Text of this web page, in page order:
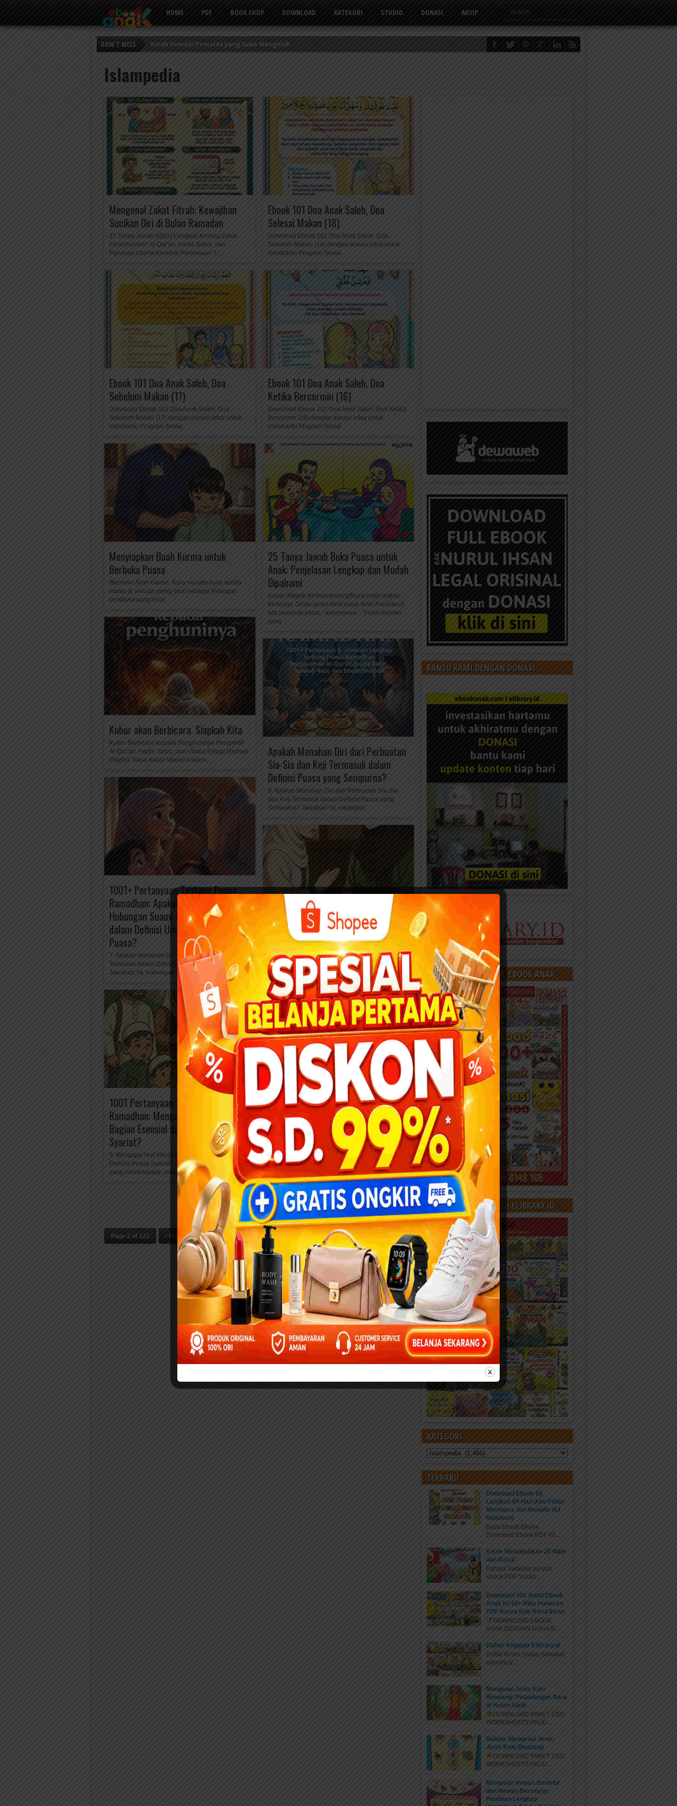
HOME PDF BOOK SHOP DOWNLOAD KATEGORI STUDIO DONASI ARSIP
DON'T MISS
Kisah Keledai Pemalas yang Suka Mengeluh
Putri Ayu dan Prajurit Tusuk Gigi
Islampedia
Mengenal Zakat Fitrah: Kewajiban
Sucikan Diri di Bulan Ramadan
25 Tanya Jawab (Q&A) Lengkap tentang Zakat
FitrahSumber: Al-Qur’an, Hadis Sahih, dan
Panduan Ulama Kredibel Pertanyaan 1:...
Ebook 101 Doa Anak Saleh, Doa
Selesai Makan (18)
Download Ebook 101 Doa Anak Saleh, Doa
Sebelum Makan (18) dengan donasi infaq untuk
membantu Program Sosial...
Ebook 101 Doa Anak Saleh, Doa
Sebelum Makan (17)
Download Ebook 101 Doa Anak Saleh, Doa
Sebelum Makan (17) dengan donasi infaq untuk
membantu Program Sosial...
Ebook 101 Doa Anak Saleh, Doa
Ketika Bercermin (16)
Download Ebook 101 Doa Anak Saleh, Doa Ketika
Bercermin (16) dengan donasi infaq untuk
membantu Program Sosial...
Menyiapkan Buah Kurma untuk
Berbuka Puasa
Bersama Ayah Hamid, Rara menata buah kurma
manis di sebuah piring kecil sebagai hidangan
pembuka yang lezat....
25 Tanya Jawab Buka Puasa untuk
Anak: Penjelasan Lengkap dan Mudah
Dipahami
Adzan Magrib berkumandang!Kursi meja makan
berbunyi. Gelas-gelas kecil mulai terisi.Perut kecil
kita bersorak pelan, “akhirnyaaa…”Inilah momen
yang...
Kubur akan Berbicara. Siapkah Kita
Kubur Berbicara kepada Penghuninya Perspektif
Al-Qur’an, Hadis Sahih, dan Ulama Empat Mazhab
Playlist: Siksa Kubur Menurut Islam;...
Apakah Menahan Diri dari Perbuatan
Sia-Sia dan Keji Termasuk dalam
Definisi Puasa yang Sempurna?
8. Apakah Menahan Diri dari Perbuatan Sia-Sia
dan Keji Termasuk dalam Definisi Puasa yang
Sempurna? Jawaban:Ya, meskipun...
1001+ Pertanyaan Tentang Puasa
Ramadhan: Apakah Menahan Diri dari
Hubungan Suami-Istri Termasuk
dalam Definisi Umum Pembatal
Puasa?
7. Apakah Menahan Diri dari Hubungan Suami-Istri
Termasuk dalam Definisi Umum Pembatal Puasa?
Jawaban:Ya, hubungan suami-istri di...
1001 Pertanyaan Tentang Puasa
Ramadhan: Bagaimana Mazhab
Hanafi Mendefinisikan Rukun Puasa?
6. Bagaimana Mazhab Hanafi Mendefinisikan
Rukun Puasa? Jawaban:Mazhab Hanafi tidak
menggunakan istilah “rukun”, melainkan “fardh”
(kewajiban) puasa....
1001 Pertanyaan Tentang Puasa
Ramadhan: Mengapa Niat Menjadi
Bagian Esensial dari Definisi Puasa
Syariat?
5. Mengapa Niat Menjadi Bagian Esensial dari
Definisi Puasa Syariat? Jawaban:Karena niatlah
yang membedakan antara puasa sebagai...
1001 Pertanyaan tentang Puasa
Ramadhan: Apa Perbedaan Utama
Definisi Puasa Secara Bahasa dan
Syariat?
4. Apa Perbedaan Utama Definisi Puasa Secara
Bahasa dan Syariat? Jawaban:Perbedaannya
terletak pada cakupan dan tujuannya. Secara...
Page 2 of 123 ‹ Previous 1 2 4 Next › Last »
BANTU KAMI DENGAN DONASI
DOWNLOAD 400 JUDUL EBOOK ANAK
BACA 3000+ KONTEN DI ELIBRARY.ID
KATEGORI
Kategori
TERBARU
Download Ebook 60
Langkah 60 Hari Aku Pintar
Membaca dan Menulis (64
Halaman)
Baca Ebook Online
Download Ebook PDF 60...
Kisah Menakjubkan 25 Nabi
dan Rasul
Pahala Sedekah jariyah
ebook PDF “Kisah...
Download 400 Judul Ebook
Anak Isi 10+ Ribu Halaman
PDF Karya Kak Nurul Ihsan
DOWNLOAD EBOOK
ANAK DENGAN DONASI...
Daftar Anggota Elibrary.id
Daftar di sini Salam Sahabat
elibrary.id...
Mengenal Jenis Kaki
Binatang: Petualangan Rara
di Hutan Ajaib
DOWNLOAD PAKET 1001
WORKSHEETS PAUD...
Belajar Mengenal Jenis-
Jenis Kaki Binatang
DOWNLOAD PAKET 1001
WORKSHEETS PAUD...
Mengenal Hewan Bertelur
dan Hewan Bersayap:
Panduan Lengkap